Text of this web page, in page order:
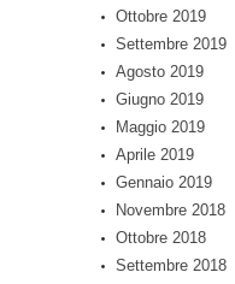
Ottobre 2019
Settembre 2019
Agosto 2019
Giugno 2019
Maggio 2019
Aprile 2019
Gennaio 2019
Novembre 2018
Ottobre 2018
Settembre 2018